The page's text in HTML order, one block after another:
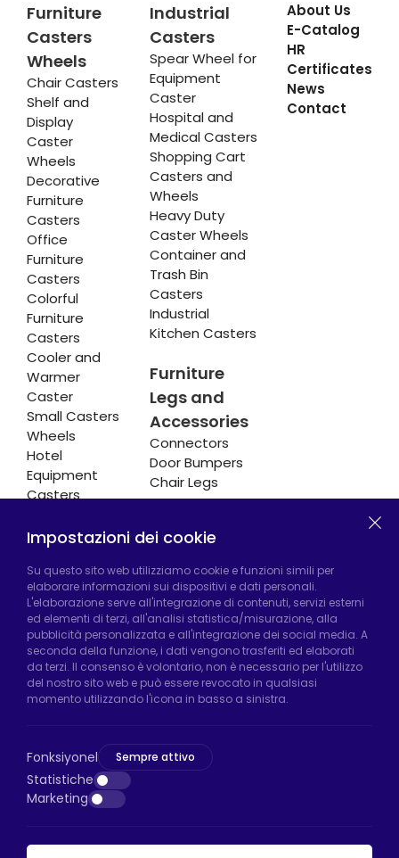
Furniture
Casters
Wheels
Chair Casters
Shelf and
Display
Caster
Wheels
Decorative
Furniture
Casters
Office
Furniture
Casters
Colorful
Furniture
Casters
Cooler and
Warmer
Caster
Small Casters
Wheels
Hotel
Equipment
Casters
Industrial
Casters
Spear Wheel for
Equipment
Caster
Hospital and
Medical Casters
Shopping Cart
Casters and
Wheels
Heavy Duty
Caster Wheels
Container and
Trash Bin
Casters
Industrial
Kitchen Casters
Furniture
Legs and
Accessories
Connectors
Door Bumpers
Chair Legs
About Us
E-Catalog
HR
Certificates
News
Contact
Fabbrica di Hadımköy:Atatürk Industrial Zone,
Uzunçayır Street, No:11 Hadımköy, 34555
Arnavutköy/Istanbul
Telefono:+90 212 640 66 46
Email:export@htsteker.com
Negozio Bayrampasa:Kocatepe
Bayrampaşa/Istanbul
Telefono:+90 530 044 64 87
Email:info@htsteker.com
Impostazioni dei cookie
Su questo sito web utilizziamo cookie e funzioni simili per
elaborare informazioni sui dispositivi e dati personali.
L'elaborazione serve all'integrazione di contenuti, servizi esterni
ed elementi di terzi, all'analisi statistica/misurazione, alla
pubblicità personalizzata e all'integrazione dei social media. A
seconda della funzione, i dati vengono trasferiti ed elaborati
da terzi. Il consenso è volontario, non è necessario per l'utilizzo
del nostro sito web e può essere revocato in qualsiasi
momento utilizzando l'icona in basso a sinistra.
Fonksiyonel Sempre attivo
Statistiche
Marketing